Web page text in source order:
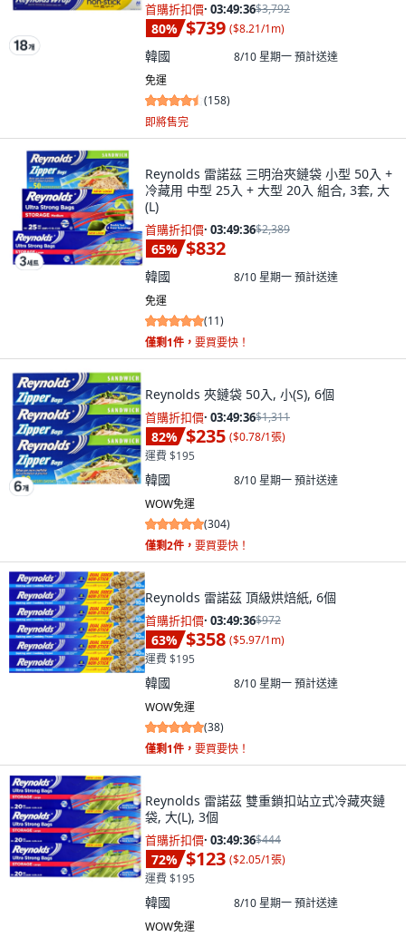
首購折扣價· 03:49:34$3,792
80% $739 ($8.21/1m)
韓國 8/10 星期一預計送達
免運
(158)
即將售完
Reynolds 雷諾茲 三明治夾鏈袋 小型 50入 +
冷藏用 中型 25入 + 大型 20入 組合, 3套, 大
(L)
首購折扣價· 03:49:34$2,389
65% $832
韓國 8/10 星期一預計送達
免運
(11)
僅剩1件， 要買要快！
Reynolds 夾鏈袋 50入, 小(S), 6個
首購折扣價· 03:49:34$1,311
82% $235 ($0.78/1張)
運費 $195
韓國 8/10 星期一預計送達
WOW免運
(304)
僅剩2件， 要買要快！
Reynolds 雷諾茲 頂級烘焙紙, 6個
首購折扣價· 03:49:34$972
63% $358 ($5.97/1m)
運費 $195
韓國 8/10 星期一預計送達
WOW免運
(38)
僅剩1件， 要買要快！
Reynolds 雷諾茲 雙重鎖扣站立式冷藏夾鏈
袋, 大(L), 3個
首購折扣價· 03:49:34$444
72% $123 ($2.05/1張)
運費 $195
韓國 8/10 星期一預計送達
WOW免運